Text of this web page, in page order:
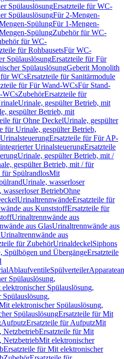
SpülauslösungErsatzteile für WC-
SpülauslösungFür 2-Mengen-
SpülungFür 1-Mengen-
SpülungZubehör für WC-
für WC-
für RohbausetsFür WC-
SpülauslösungErsatzteile für Für
SpülauslösungGeberit Monolith
WCsErsatzteile für Sanitärmodule
für Für Wand-WCsFür Stand-
WCsZubehörErsatzteile für
Urinale, gespülter Betrieb, mit
gespülter Betrieb, mit
für Ohne DeckelUrinale, gespülter
für Urinale, gespülter Betrieb,
Ersatzteile für Für AP-
UrinalsteuerungErsatzteile
Urinale, gespülter Betrieb, mit /
gespülter Betrieb, mit / für
für SpülrandlosMit
Urinale, wasserloser
BetriebOhne
UrinaltrennwändeErsatzteile für
aus KunststoffErsatzteile für
Urinaltrennwände aus
aus GlasUrinaltrennwände aus
aus
für ZubehörUrinaldeckelSiphons
Spülbögen und ÜbergängeErsatzteile
AblaufventileSpülverteiler
Spülauslösung,
Spülauslösung,
elektronischer Spülauslösung,
SpülauslösungErsatzteile für Mit
AufputzErsatzteile für AufputzMit
NetzbetriebErsatzteile für Mit
NetzbetriebMit elektronischer
Ersatzteile für Mit elektronischer